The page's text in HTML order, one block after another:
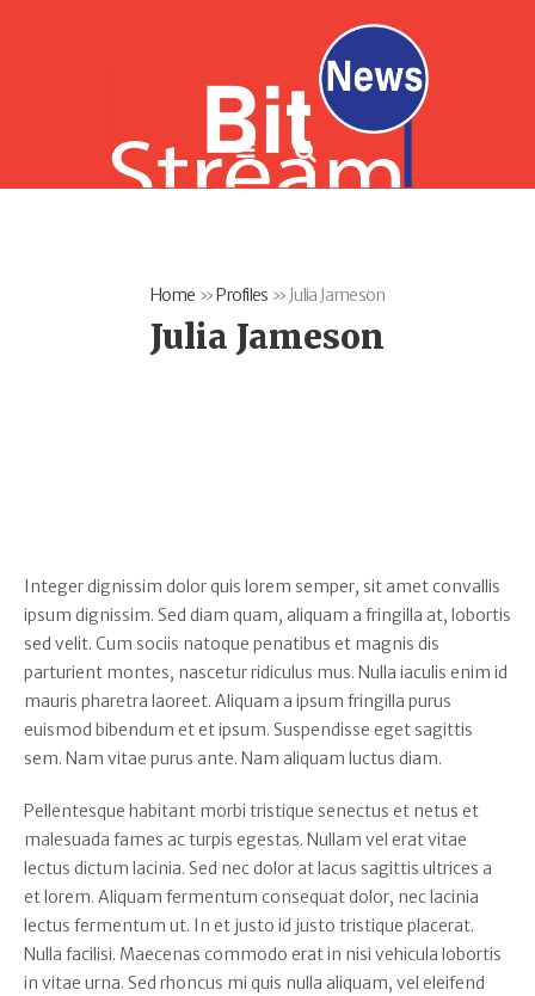
Home »Profiles » Julia Jameson
Julia Jameson
Integer dignissim dolor quis lorem semper, sit amet convallis
ipsum dignissim. Sed diam quam, aliquam a fringilla at, lobortis
sed velit. Cum sociis natoque penatibus et magnis dis
parturient montes, nascetur ridiculus mus. Nulla iaculis enim id
mauris pharetra laoreet. Aliquam a ipsum fringilla purus
euismod bibendum et et ipsum. Suspendisse eget sagittis
sem. Nam vitae purus ante. Nam aliquam luctus diam.
Pellentesque habitant morbi tristique senectus et netus et
malesuada fames ac turpis egestas. Nullam vel erat vitae
lectus dictum lacinia. Sed nec dolor at lacus sagittis ultrices a
et lorem. Aliquam fermentum consequat dolor, nec lacinia
lectus fermentum ut. In et justo id justo tristique placerat.
Nulla facilisi. Maecenas commodo erat in nisi vehicula lobortis
in vitae urna. Sed rhoncus mi quis nulla aliquam, vel eleifend